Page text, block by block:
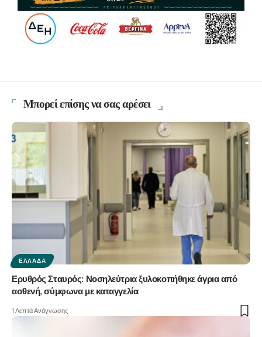
Μπορεί επίσης να σας αρέσει
ΕΛΛΆΔΑ
Ερυθρός Σταυρός: Νοσηλεύτρια ξυλοκοπήθηκε άγρια από
ασθενή, σύμφωνα με καταγγελία
1 Λεπτά Ανάγνωσης